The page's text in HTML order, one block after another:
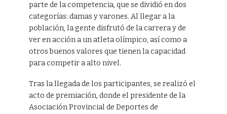
parte de la competencia, que se dividió en dos
categorías: damas y varones. Al llegar a la
población, la gente disfrutó de la carrera y de
ver en acción a un atleta olímpico, así como a
otros buenos valores que tienen la capacidad
para competir a alto nivel.
Tras la llegada de los participantes, se realizó el
acto de premiación, donde el presidente de la
Asociación Provincial de Deportes de